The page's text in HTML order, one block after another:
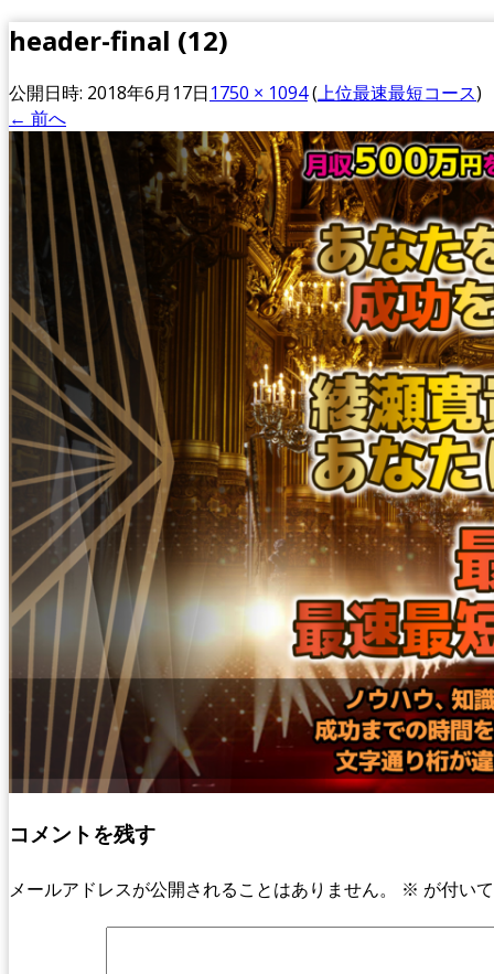
header-final (12)
公開日時: 2018年6月17日1750 × 1094(上位最速最短コース)
← 前へ
コメントを残す
メールアドレスが公開されることはありません。 ※ が付い